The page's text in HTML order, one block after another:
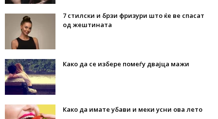
7 стилски и брзи фризури што ќе ве спасат
од жештината
Како да се избере помеѓу двајца мажи
Како да имате убави и меки усни ова лето